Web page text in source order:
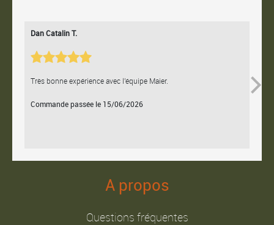
Dan Catalin T.
Très bonne expérience avec l'équipe Maier.
Commande passée le 15/06/2026
A propos
Questions fréquentes